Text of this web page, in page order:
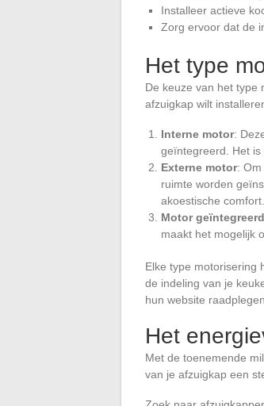
Installeer actieve
Zorg ervoor dat de
Het type
De keuze van het type
afzuigkap wilt
Interne motor:
geïntegreerd. Het is
Externe motor: Om
ruimte worden
akoestische comfort.
Motor
maakt het mogelijk
Elke type motorisering
de indeling van je
hun website raadplegen.
Het
Met de toenemende
van je afzuigkap een